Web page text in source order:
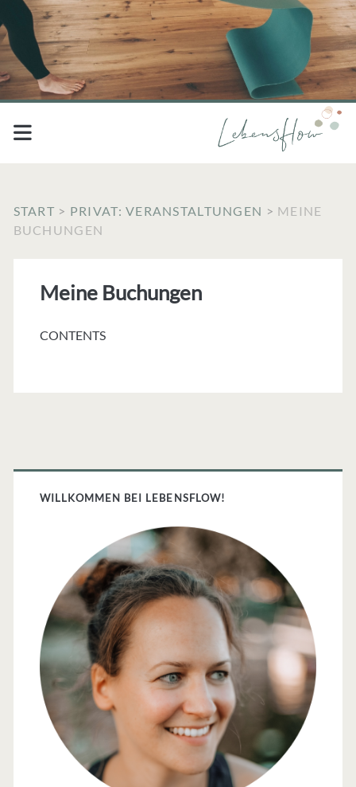
START > PRIVAT: VERANSTALTUNGEN > MEINE
BUCHUNGEN
Meine Buchungen
CONTENTS
Primäre
Sidebar
WILLKOMMEN BEI LEBENSFLOW!